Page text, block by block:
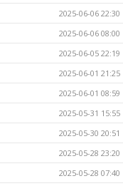
2025-06-06 22:30
2025-06-06 08:00
2025-06-05 22:19
2025-06-01 21:25
2025-06-01 08:59
2025-05-31 15:55
2025-05-30 20:51
2025-05-28 23:20
2025-05-28 07:40